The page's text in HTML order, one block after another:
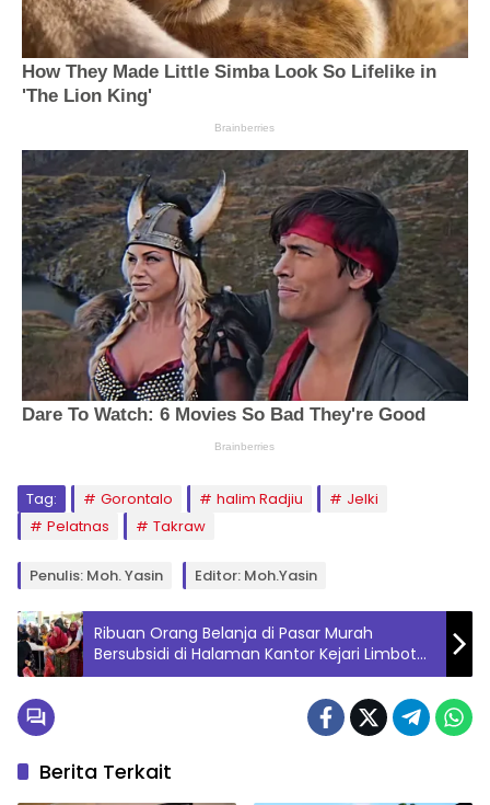
Tag: Gorontalo halim Radjiu
Jelki
Pelatnas
Takraw
Penulis: Moh. Yasin Editor: Moh.Yasin
Ribuan Orang Belanja di Pasar Murah
Bersubsidi di Halaman Kantor Kejari Limboto,
Kab. Gorontalo
Berita Terkait